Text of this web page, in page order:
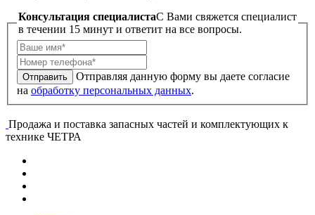
Консультация специалистаC Вами свяжется специалист
в течении 15 минут и ответит на все вопросы.
Отправить
Отправляя данную форму вы даете согласие
на обработку персональных данных.
Продажа и поставка запасных частей и комплектующих к
технике ЧЕТРА